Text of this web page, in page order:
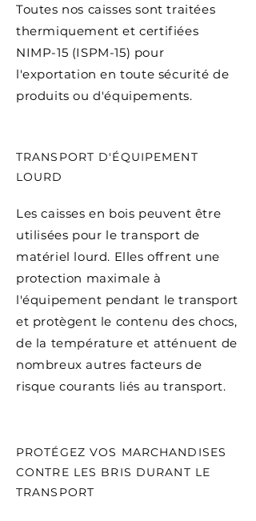
Toutes nos caisses sont traitées
thermiquement et certifiées
NIMP-15 (ISPM-15) pour
l'exportation en toute sécurité de
produits ou d'équipements.
TRANSPORT D'ÉQUIPEMENT
LOURD
Les caisses en bois peuvent être
utilisées pour le transport de
matériel lourd. Elles offrent une
protection maximale à
l'équipement pendant le transport
et protègent le contenu des chocs,
de la température et atténuent de
nombreux autres facteurs de
risque courants liés au transport.
PROTÉGEZ VOS MARCHANDISES
CONTRE LES BRIS DURANT LE
TRANSPORT